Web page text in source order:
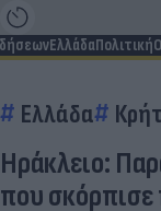
ΕλλάδαΠολιτική
Ελλάδα
Ηράκλειο:
που